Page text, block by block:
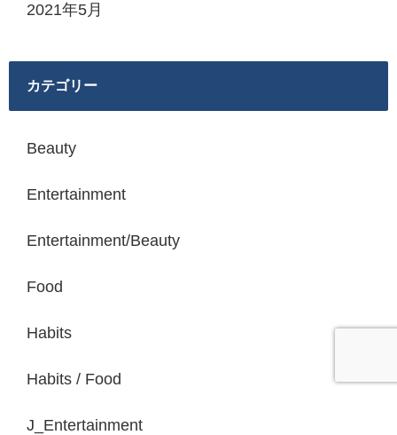
2021年5月
カテゴリー
Beauty
Entertainment
Entertainment/Beauty
Food
Habits
Habits / Food
J_Entertainment